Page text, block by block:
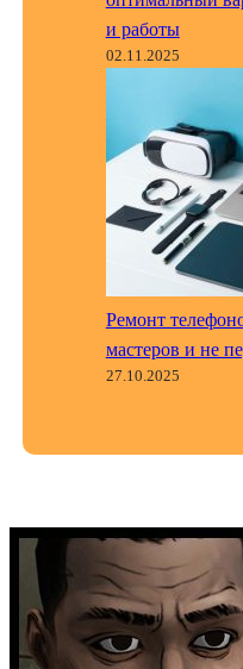
и работы
02.11.2025
Ремонт
мастеров и не
27.10.2025